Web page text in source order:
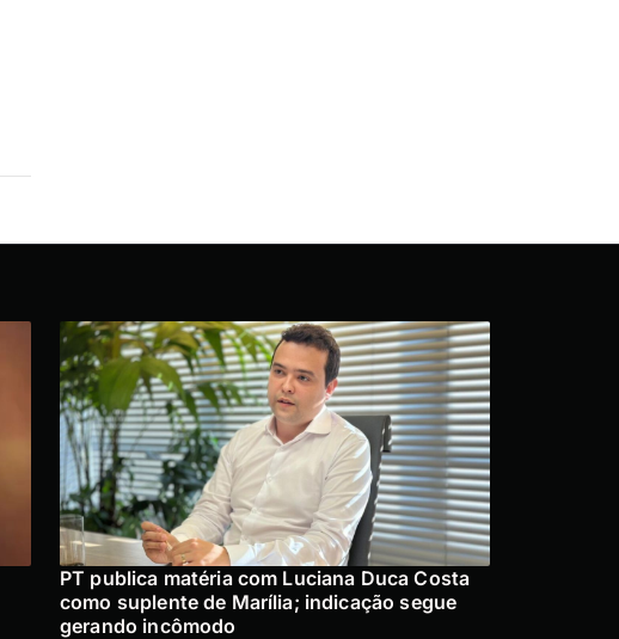
PT publica matéria com Luciana Duca Costa
como suplente de Marília; indicação segue
gerando incômodo